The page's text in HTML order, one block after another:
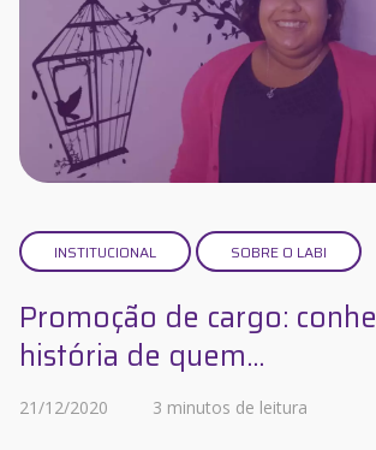
INSTITUCIONAL SOBRE O LABI
Promoção de cargo:
história de quem...
21/12/2020 3 minutos de leitura